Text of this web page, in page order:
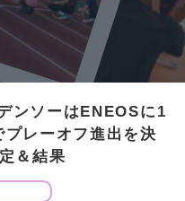
ンソーはENEOSに1
レーオフ進出を決
＆結果